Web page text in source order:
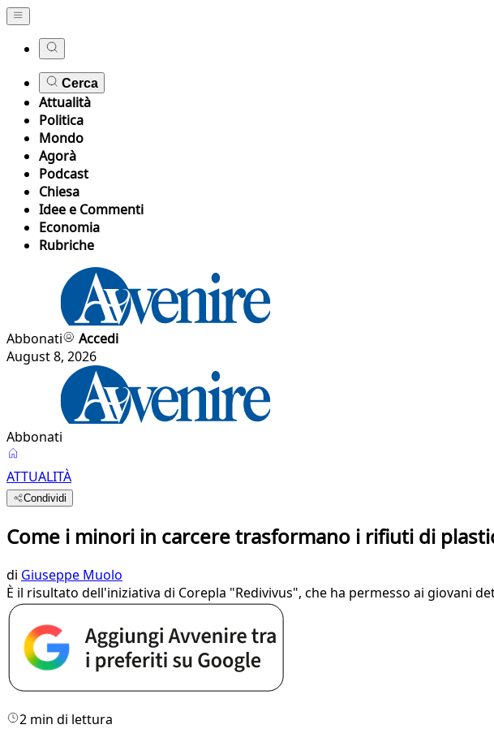
Cerca
Attualità
Politica
Mondo
Agorà
Podcast
Chiesa
Idee e Commenti
Economia
Rubriche
Abbonati
Accedi
August 8, 2026
Abbonati
ATTUALITÀ
Condividi
Come i minori in carcere trasformano i rifiuti di
di Giuseppe Muolo
È il risultato dell'iniziativa di Corepla "Redivivus", che ha permesso ai giovani
2 min di lettura